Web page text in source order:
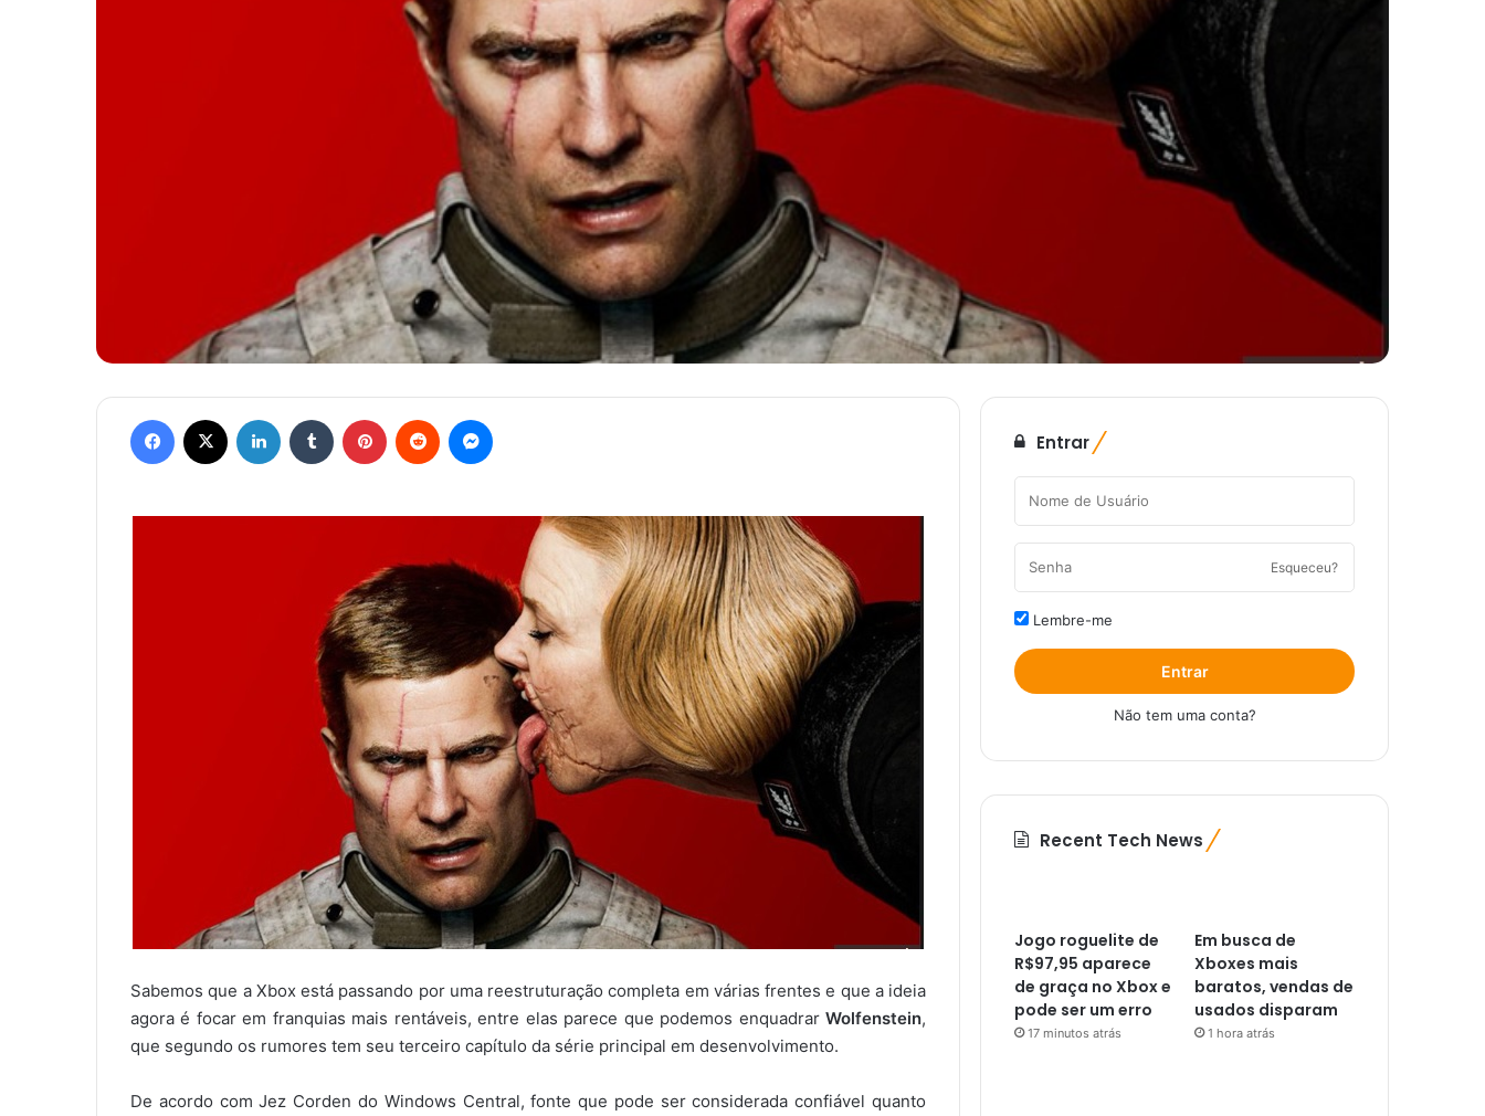
Facebook Linkedin Tumblr Pinterest Reddit
Sabemos que a Xbox está passando por uma reestruturação completa em várias frentes e que a ideia
agora é focar em franquias mais rentáveis, entre elas parece que podemos enquadrar Wolfenstein,
que segundo os rumores tem seu terceiro capítulo da série principal em desenvolvimento.
De acordo com Jez Corden do Windows Central, fonte que pode ser considerada confiável quanto
Entrar
Esqueceu?
Lembre-me
Entrar
Não tem uma conta?
Recent Tech News
Jogo roguelite de
R$97,95 aparece
de graça no Xbox e
pode ser um erro
17 minutos atrás
Em busca de
Xboxes mais
baratos, vendas de
usados disparam
1 hora atrás